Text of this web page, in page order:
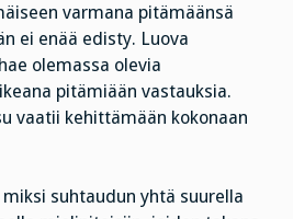
varmana pitämäänsä
ei enää edisty. Luova
olemassa olevia
pitämiään vastauksia.
vaatii kehittämään kokonaan
suhtaudun yhtä suurella